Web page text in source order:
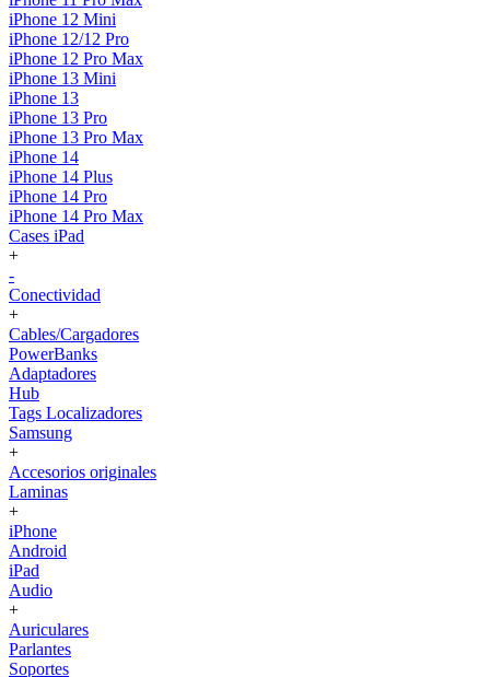
iPhone 12 Mini
iPhone 12/12 Pro
iPhone 12 Pro Max
iPhone 13 Mini
iPhone 13
iPhone 13 Pro
iPhone 13 Pro Max
iPhone 14
iPhone 14 Plus
iPhone 14 Pro
iPhone 14 Pro Max
Cases iPad
+
-
Conectividad
+
Cables/Cargadores
PowerBanks
Adaptadores
Hub
Tags Localizadores
Samsung
+
Accesorios originales
Laminas
+
iPhone
Android
iPad
Audio
+
Auriculares
Parlantes
Soportes